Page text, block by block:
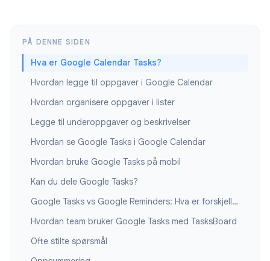
PÅ DENNE SIDEN
Hva er Google Calendar Tasks?
Hvordan legge til oppgaver i Google Calendar
Hvordan organisere oppgaver i lister
Legge til underoppgaver og beskrivelser
Hvordan se Google Tasks i Google Calendar
Hvordan bruke Google Tasks på mobil
Kan du dele Google Tasks?
Google Tasks vs Google Reminders: Hva er forskjellen?
Hvordan team bruker Google Tasks med TasksBoard
Ofte stilte spørsmål